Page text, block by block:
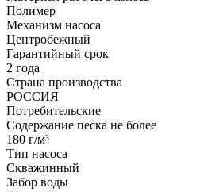
Полимер
Механизм насоса
Центробежный
Гарантийный срок
2 года
Страна производства
РОССИЯ
Потребительские
Содержание песка не более
180 г/м³
Тип насоса
Скважинный
Забор воды